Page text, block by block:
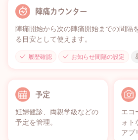
陣痛カウンター
陣痛開始から次の陣痛開始までの間隔
る目安として使えます。
履歴確認 お知らせ間隔の設定
予定
妊婦健診、両親学級などの
予定を管理。
エコ
ォト
アプ